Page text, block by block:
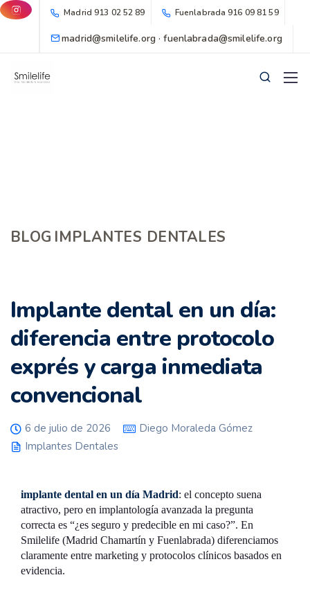
Madrid913 02 52 89 Fuenlabrada916 09 81 59
madrid@smilelife.org · fuenlabrada@smilelife.org
BLOG IMPLANTES DENTALES
Implante dental en un día:
diferencia entre protocolo
exprés y carga inmediata
convencional
6 de julio de 2026
Diego Moraleda Gómez
Implantes Dentales
implante dental en un día Madrid: el concepto suena
atractivo, pero en implantología avanzada la pregunta
correcta es “¿es seguro y predecible en mi caso?”. En
Smilelife (Madrid Chamartín y Fuenlabrada) diferenciamos
claramente entre marketing y protocolos clínicos basados en
evidencia.